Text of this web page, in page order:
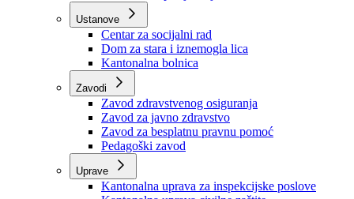
Služba za odnose s javnošću
Služba za zajedničke poslove
Služba za zapošljavanje
Ustanove
Centar za socijalni rad
Dom za stara i iznemogla lica
Kantonalna bolnica
Zavodi
Zavod zdravstvenog osiguranja
Zavod za javno zdravstvo
Zavod za besplatnu pravnu pomoć
Pedagoški zavod